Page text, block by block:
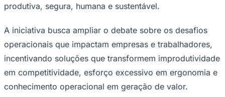
Mirassol
produtiva, segura, humana e sustentável.
A iniciativa busca ampliar o debate sobre os desafios
operacionais que impactam empresas e trabalhadores,
incentivando soluções que transformem improdutividade
em competitividade, esforço excessivo em ergonomia e
conhecimento operacional em geração de valor.